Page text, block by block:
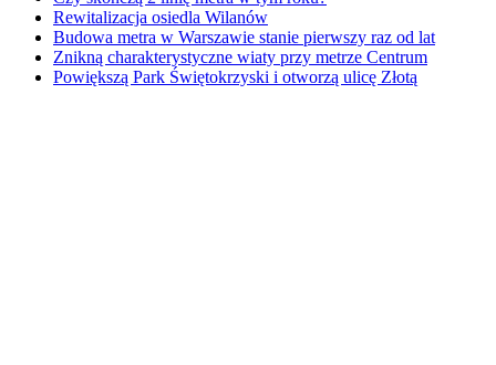
Rewitalizacja osiedla Wilanów
Budowa metra w Warszawie stanie pierwszy raz od lat
Znikną charakterystyczne wiaty przy metrze Centrum
Powiększą Park Świętokrzyski i otworzą ulicę Złotą